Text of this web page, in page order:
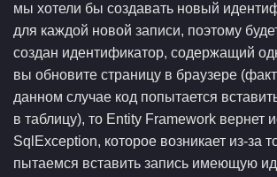
мы хотели бы создавать новый
для каждой новой записи, поэтому
создан идентификатор, содержащий
вы обновите страницу в браузере
данном случае код попытается
в таблицу), то Entity Framework вернет
SqlException, которое возникает из-за
пытаемся вставить запись имеющую